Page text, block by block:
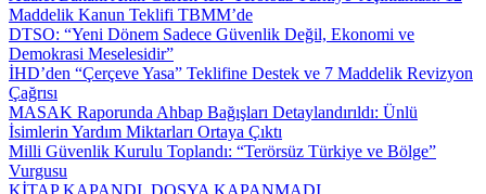
Maddelik Kanun Teklifi TBMM’de
DTSO: “Yeni Dönem Sadece Güvenlik Değil, Ekonomi ve
Demokrasi Meselesidir”
İHD’den “Çerçeve Yasa” Teklifine Destek ve 7 Maddelik Revizyon
Çağrısı
MASAK Raporunda Ahbap Bağışları Detaylandırıldı: Ünlü
İsimlerin Yardım Miktarları Ortaya Çıktı
Milli Güvenlik Kurulu Toplandı: “Terörsüz Türkiye ve Bölge”
Vurgusu
KİTAP KAPANDI, DOSYA KAPANMADI